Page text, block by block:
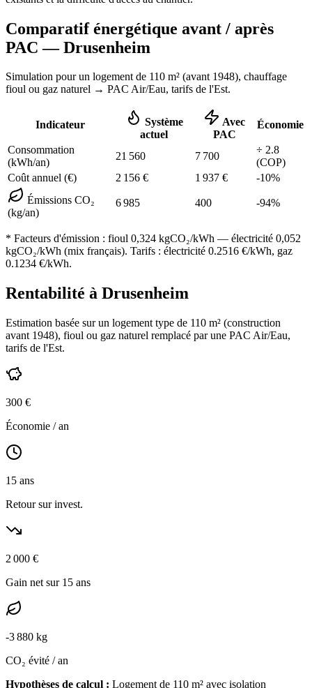
Comparatif énergétique avant / après
PAC —Drusenheim
Simulation pour un logement de 110 m² (avant 1948), chauffage
fioul ou gaz naturel → PAC Air/Eau, tarifs de l'Est.
Indicateur
Système
actuel
Avec
PAC
Économie
Consommation
(kWh/an)
21 560 7 700
÷ 2.8
(COP)
Coût annuel (€)
2 156 € 1 937 € -10%
Émissions CO₂
(kg/an)
6 985 400 -94%
* Facteurs d'émission : fioul 0,324 kgCO₂/kWh — électricité 0,052
kgCO₂/kWh (mix français). Tarifs : électricité 0.2516 €/kWh, gaz
0.1234 €/kWh.
Rentabilité à Drusenheim
Estimation basée sur un logement type de 110 m² (construction
avant 1948), fioul ou gaz naturel remplacé par une PAC Air/Eau,
tarifs de l'Est.
300 €
Économie / an
15 ans
Retour sur invest.
2 000 €
Gain net sur 15 ans
-3 880 kg
CO₂ évité / an
Hypothèses de calcul : Logement de 110 m² avec isolation